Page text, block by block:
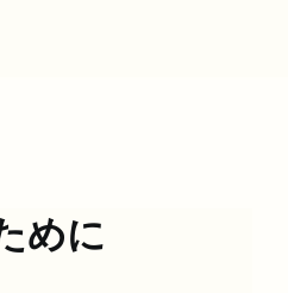
めに